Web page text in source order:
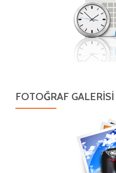
FOTOĞRAF GALERISI